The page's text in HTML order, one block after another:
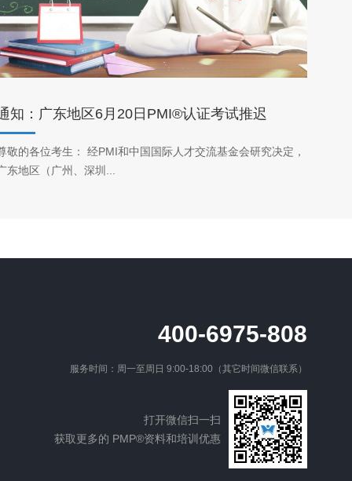
知：广东地区6月20日PMI®认证考试推迟
敬的各位考生： 经PMI和中国国际人才交流基金会研究决定，
东地区（广州、深圳...
400-6975-808
服务时间：周一至周日 9:00-18:00（其它时间微信联系）
打开微信扫一扫
获取更多的 PMP®资料和培训优惠